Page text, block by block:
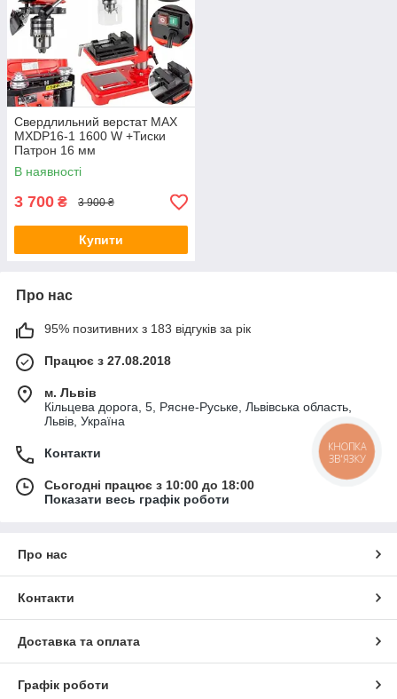
Свердлильний верстат MAX
MXDP16-1 1600 W +Тиски
Патрон 16 мм
В наявності
3 700 ₴ 3 900 ₴
Купити
Про нас
95% позитивних з 183 відгуків за рік
Працює з 27.08.2018
м. Львів
Кільцева дорога, 5, Рясне-Руське, Львівська область,
Львів, Україна
Контакти
Сьогодні працює з 10:00 до 18:00
Показати весь графік роботи
Про нас
Контакти
Доставка та оплата
Графік роботи
КНОПКА
ЗВ'ЯЗКУ